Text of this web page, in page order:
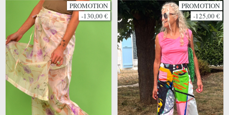
PROMOTION
-130,00 €
PROMOTION
-125,00 €